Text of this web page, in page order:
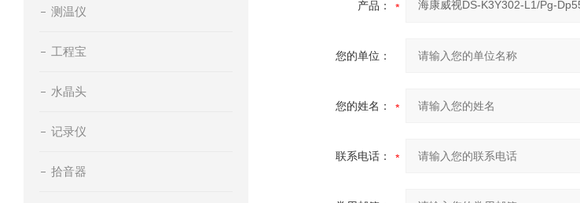
测温仪
工程宝
水晶头
记录仪
拾音器
产品：
您的单位：
您的姓名：
联系电话：